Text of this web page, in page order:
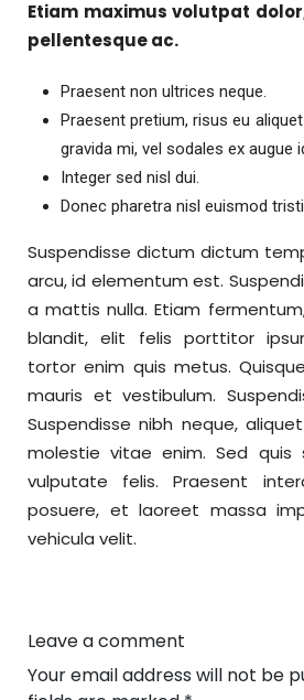
Etiam maximus volutpat
pellentesque ac.
Praesent non ultrices neque.
Praesent pretium, risus eu
gravida mi, vel sodales ex augue
Integer sed nisl dui.
Donec pharetra nisl euismod
Suspendisse dictum dictum
arcu, id elementum est.
a mattis nulla. Etiam
blandit, elit felis porttitor
tortor enim quis metus.
mauris et vestibulum.
Suspendisse nibh neque,
molestie vitae enim. Sed quis
vulputate felis. Praesent
posuere, et laoreet massa
vehicula velit.
Leave a comment
Your email address will not be